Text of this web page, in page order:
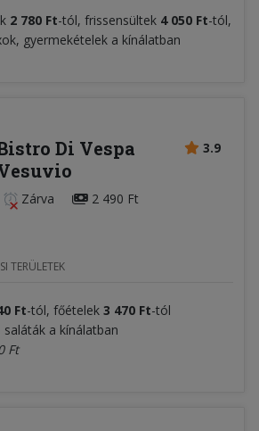
2 780 Ft-tól, frissensültek 4 050 Ft-tól,
gyermekételek a kínálatban
3.9
Di Vespa
Zárva 2 490 Ft
TERÜLETEK
Ft-tól, főételek 3 470 Ft-tól
a kínálatban
Ft